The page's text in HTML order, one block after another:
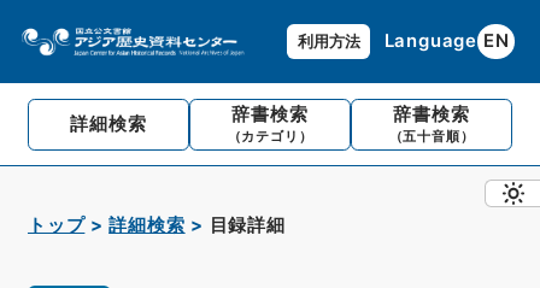
利用方法 Language EN
詳細検索 辞書検索
（カテゴリ）
辞書検索
（五十音順）
トップ 詳細検索 目録詳細